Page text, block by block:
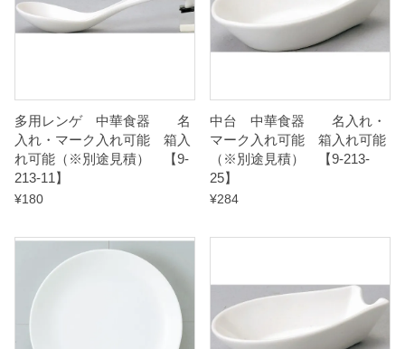
積
【
9
-
2
1
多用レンゲ 中華食器 名
入れ・マーク入れ可能 箱入
れ可能（※別途見積） 【9-
213-11】
¥180
中台 中華食器 名入れ・
マーク入れ可能 箱入れ可能
（※別途見積） 【9-213-
25】
¥284